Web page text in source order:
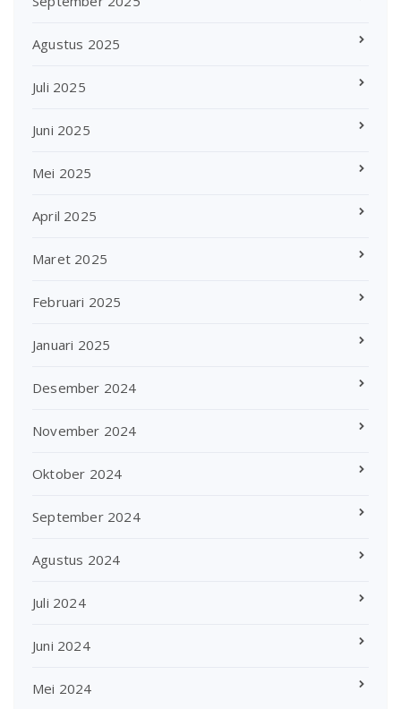
Agustus 2025
Juli 2025
Juni 2025
Mei 2025
April 2025
Maret 2025
Februari 2025
Januari 2025
Desember 2024
November 2024
Oktober 2024
September 2024
Agustus 2024
Juli 2024
Juni 2024
Mei 2024